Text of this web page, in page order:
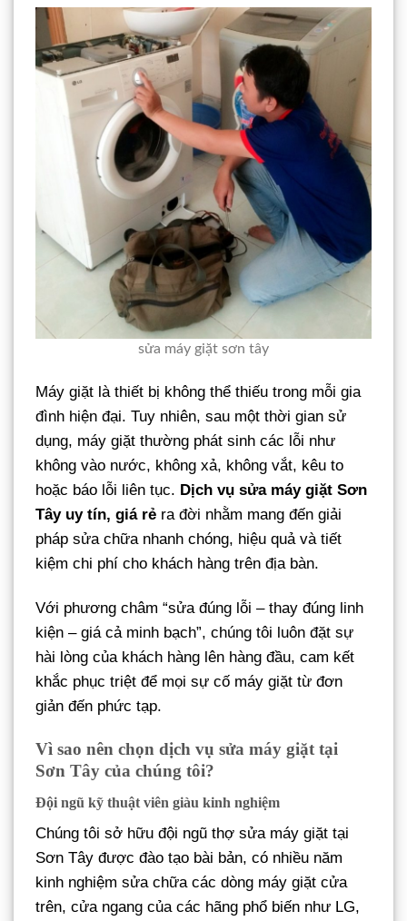
sửa máy giặt sơn tây
Máy giặt là thiết bị không thể thiếu trong mỗi gia
đình hiện đại. Tuy nhiên, sau một thời gian sử
dụng, máy giặt thường phát sinh các lỗi như
không vào nước, không xả, không vắt, kêu to
hoặc báo lỗi liên tục. Dịch vụ sửa máy giặt Sơn
Tây uy tín, giá rẻ ra đời nhằm mang đến giải
pháp sửa chữa nhanh chóng, hiệu quả và tiết
kiệm chi phí cho khách hàng trên địa bàn.
Với phương châm “sửa đúng lỗi – thay đúng linh
kiện – giá cả minh bạch”, chúng tôi luôn đặt sự
hài lòng của khách hàng lên hàng đầu, cam kết
khắc phục triệt để mọi sự cố máy giặt từ đơn
giản đến phức tạp.
Vì sao nên chọn dịch vụ sửa máy giặt tại
Sơn Tây của chúng tôi?
Đội ngũ kỹ thuật viên giàu kinh nghiệm
Chúng tôi sở hữu đội ngũ thợ sửa máy giặt tại
Sơn Tây được đào tạo bài bản, có nhiều năm
kinh nghiệm sửa chữa các dòng máy giặt cửa
trên, cửa ngang của các hãng phổ biến như LG,